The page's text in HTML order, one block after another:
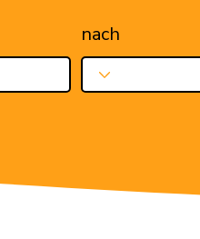
nach